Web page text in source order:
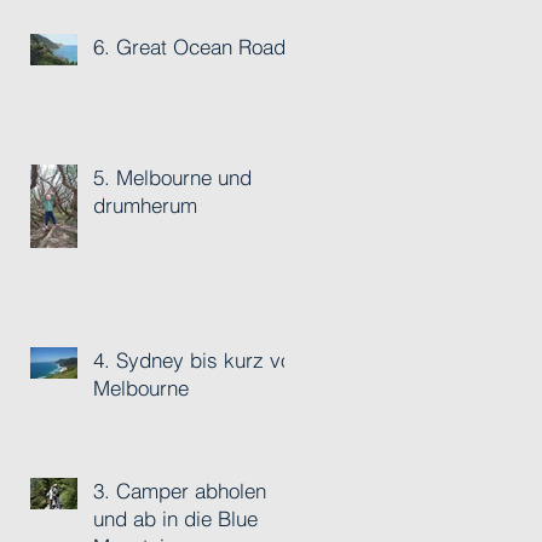
6. Great Ocean Road
5. Melbourne und
drumherum
4. Sydney bis kurz vor
Melbourne
3. Camper abholen
und ab in die Blue